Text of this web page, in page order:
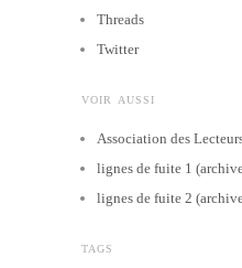
Threads
Twitter
VOIR AUSSI
Association des
lignes de fuite 1
lignes de fuite 2
TAGS